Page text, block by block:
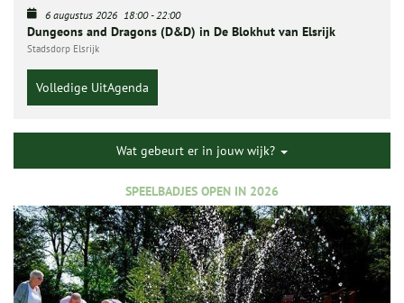
6 augustus 2026 18:00-22:00
Dungeons and Dragons (D&D) in De Blokhut van Elsrijk
Stadsdorp Elsrijk
Volledige UitAgenda
Wat gebeurt er in jouw wijk?
SPEELBADJES OPEN IN 2026